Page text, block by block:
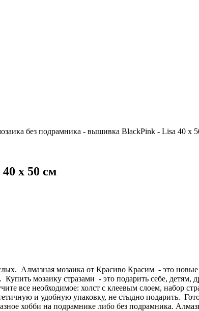
без подрамника - вышивка BlackPink - Lisa 40 х
х 50 см
Алмазная мозаика от Красиво Красим - это
мозаику стразами - это подарить себе, детям,
все необходимое: холст с клеевым слоем, набор
и удобную упаковку, не стыдно подарить.
хобби на подрамнике либо без подрамника.